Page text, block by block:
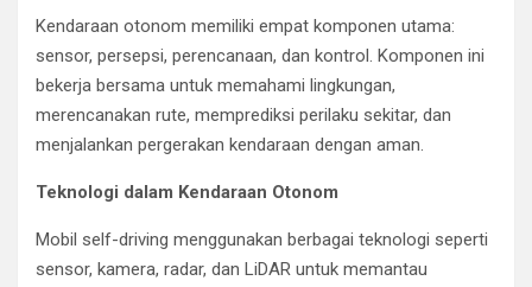
Kendaraan otonom memiliki empat komponen utama:
sensor, persepsi, perencanaan, dan kontrol. Komponen ini
bekerja bersama untuk memahami lingkungan,
merencanakan rute, memprediksi perilaku sekitar, dan
menjalankan pergerakan kendaraan dengan aman.
Teknologi dalam Kendaraan Otonom
Mobil self-driving menggunakan berbagai teknologi seperti
sensor, kamera, radar, dan LiDAR untuk memantau